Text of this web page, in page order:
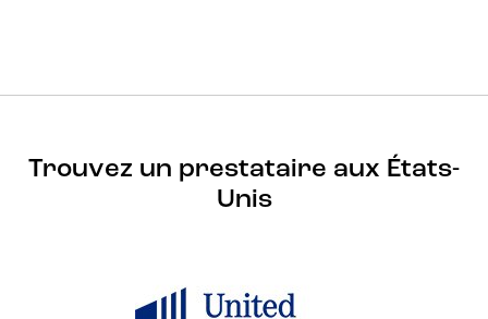
Trouvez un prestataire aux États-
Unis